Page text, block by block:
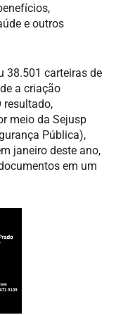
e outros
38.501 carteiras de
a criação
resultado,
meio da Sejusp
Pública),
janeiro deste ano,
em um